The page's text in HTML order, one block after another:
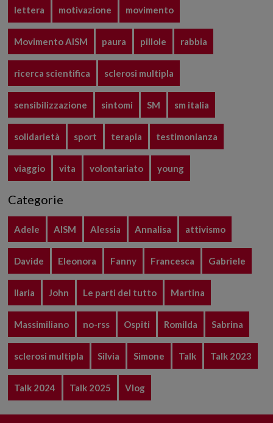
lettera motivazione movimento
Movimento AISM paura pillole rabbia
ricerca scientifica sclerosi multipla
sensibilizzazione sintomi SM sm italia
solidarietà sport terapia testimonianza
viaggio vita volontariato young
Categorie
Adele AISM Alessia Annalisa attivismo
Davide Eleonora Fanny Francesca Gabriele
Ilaria John Le parti del tutto Martina
Massimiliano no-rss Ospiti Romilda Sabrina
sclerosi multipla Silvia Simone Talk Talk 2023
Talk 2024 Talk 2025 Vlog